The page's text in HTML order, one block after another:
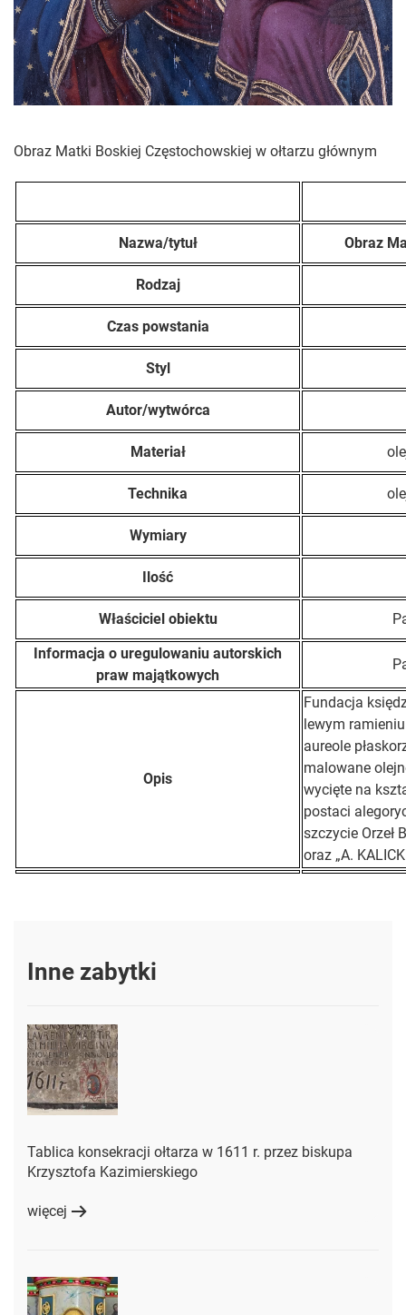
Obraz Matki Boskiej Częstochowskiej w ołtarzu głównym
Nazwa/tytuł Obraz
Rodzaj
Czas powstania
Styl
Autor/wytwórca
Materiał
Technika
Wymiary
Ilość
Właściciel obiektu
Informacja o uregulowaniu autorskich
praw majątkowych
Opis
Fundacja
lewym
aureole
malowane
wycięte na
postaci
szczycie Orzeł
oraz „A.
Inne zabytki
Tablica konsekracji ołtarza w 1611 r. przez biskupa
Krzysztofa Kazimierskiego
więcej